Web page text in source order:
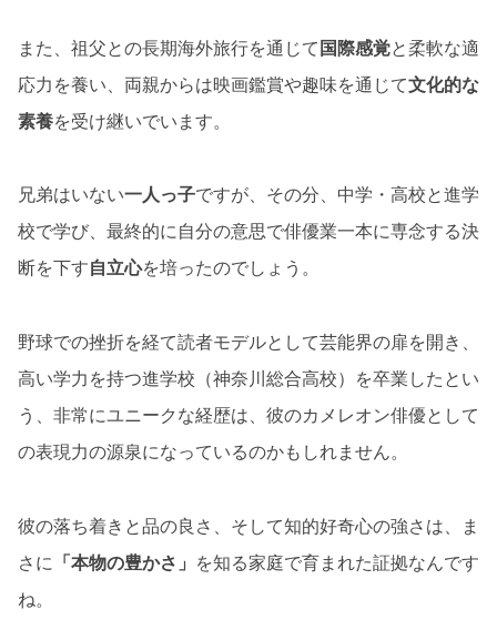
また、祖父との長期海外旅行を通じて国際感覚と柔軟な適
応力を養い、両親からは映画鑑賞や趣味を通じて文化的な
素養を受け継いでいます。
兄弟はいない一人っ子ですが、その分、中学・高校と進学
校で学び、最終的に自分の意思で俳優業一本に専念する決
断を下す自立心を培ったのでしょう。
野球での挫折を経て読者モデルとして芸能界の扉を開き、
高い学力を持つ進学校（神奈川総合高校）を卒業したとい
う、非常にユニークな経歴は、彼のカメレオン俳優として
の表現力の源泉になっているのかもしれません。
彼の落ち着きと品の良さ、そして知的好奇心の強さは、ま
さに 「本物の豊かさ」 を知る家庭で育まれた証拠なんです
ね。